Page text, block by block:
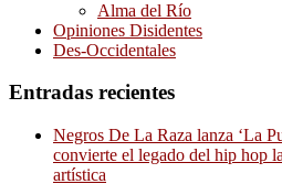
Alma del Río
Opiniones Disidentes
Des-Occidentales
Entradas recientes
Negros De La Raza lanza ‘La
convierte el legado del hip hop
artística